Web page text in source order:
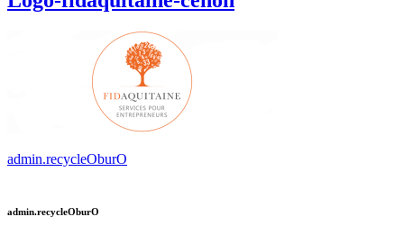
admin.recycleOburO
admin.recycleOburO